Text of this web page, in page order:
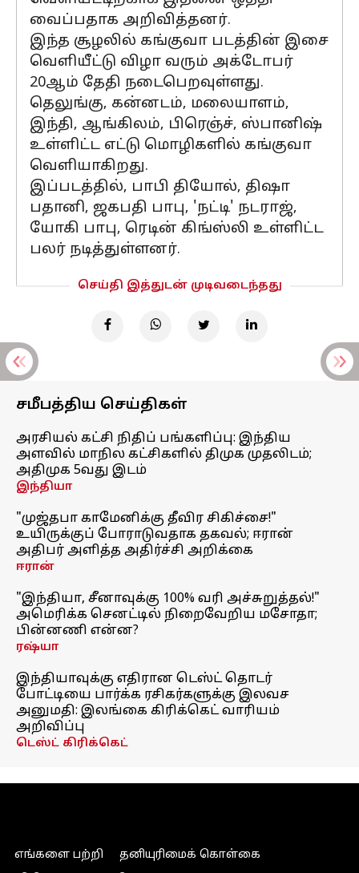
வைப்பதாக அறிவித்தனர்.
இந்த சூழலில் கங்குவா படத்தின் இசை
வெளியீட்டு விழா வரும் அக்டோபர்
20ஆம் தேதி நடைபெறவுள்ளது.
தெலுங்கு, கன்னடம், மலையாளம்,
இந்தி, ஆங்கிலம், பிரெஞ்ச், ஸ்பானிஷ்
உள்ளிட்ட எட்டு மொழிகளில் கங்குவா
வெளியாகிறது.
இப்படத்தில், பாபி தியோல், திஷா
பதானி, ஜகபதி பாபு, 'நட்டி' நடராஜ்,
யோகி பாபு, ரெடின் கிங்ஸ்லி உள்ளிட்ட
பலர் நடித்துள்ளனர்.
செய்தி இத்துடன் முடிவடைந்தது
சமீபத்திய செய்திகள்
அரசியல் கட்சி நிதிப் பங்களிப்பு: இந்திய
அளவில் மாநில கட்சிகளில் திமுக முதலிடம்;
அதிமுக 5வது இடம்
இந்தியா
"முஜ்தபா காமேனிக்கு தீவிர சிகிச்சை!"
உயிருக்குப் போராடுவதாக தகவல்; ஈரான்
அதிபர் அளித்த அதிர்ச்சி அறிக்கை
ஈரான்
"இந்தியா, சீனாவுக்கு 100% வரி அச்சுறுத்தல்!"
அமெரிக்க செனட்டில் நிறைவேறிய மசோதா;
பின்னணி என்ன?
ரஷ்யா
இந்தியாவுக்கு எதிரான டெஸ்ட் தொடர்
போட்டியை பார்க்க ரசிகர்களுக்கு இலவச
அனுமதி: இலங்கை கிரிக்கெட் வாரியம்
அறிவிப்பு
டெஸ்ட் கிரிக்கெட்
எங்களை பற்றி
தனியுரிமைக் கொள்கை